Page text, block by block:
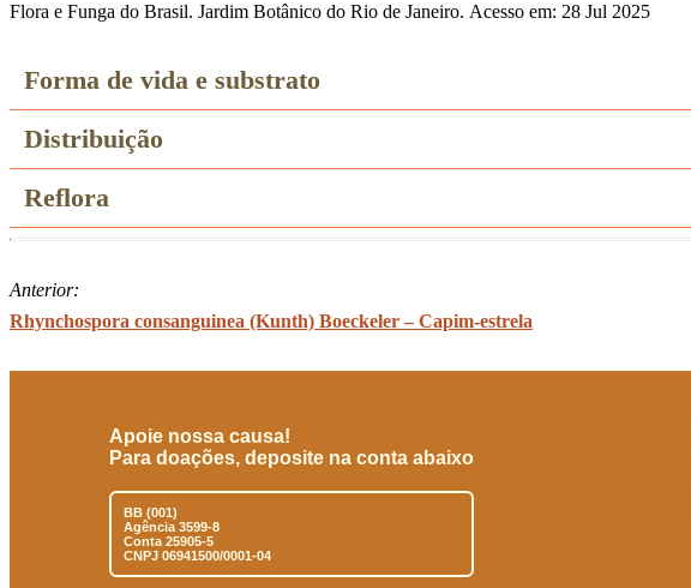
Flora e Funga do Brasil. Jardim Botânico do Rio de Janeiro. Acesso em: 28 Jul 2025
Forma de vida e substrato
Distribuição
Reflora
Anterior:
Rhynchospora consanguinea (Kunth) Boeckeler – Capim-estrela
Apoie nossa causa!
Para doações, deposite na conta abaixo
BB (001)
Agência 3599-8
Conta 25905-5
CNPJ 06941500/0001-04